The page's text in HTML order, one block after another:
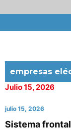
empresas
Julio 15, 2026
julio 15, 2026
Sistema